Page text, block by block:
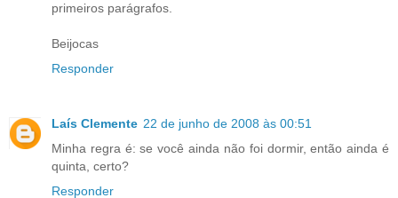
primeiros parágrafos.
Beijocas
Responder
Laís Clemente 22 de junho de 2008 às 00:51
Minha regra é: se você ainda não foi dormir, então ainda é
quinta, certo?
Responder